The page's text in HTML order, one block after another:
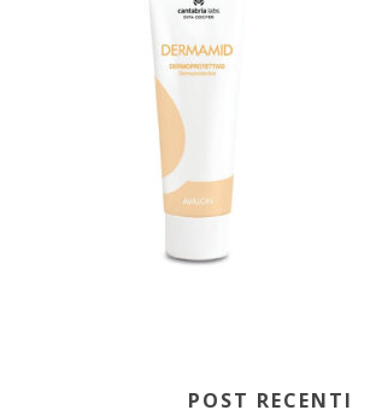
POST RECENTI